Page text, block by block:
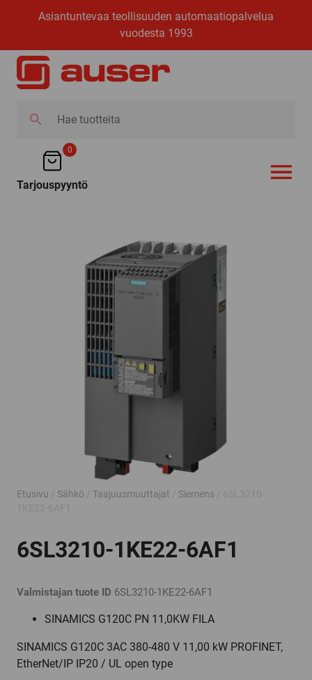
Asiantuntevaa teollisuuden automaatiopalvelua
vuodesta 1993
tuotteita
0
Tarjouspyyntö
Etusivu Sähkö Taajuusmuuttajat Siemens
6SL3210-1KE22-6AF1
Valmistajan tuote ID 6SL3210-1KE22-6AF1
SINAMICS G120C PN 11,0KW FILA
SINAMICS G120C 3AC 380-480 V 11,00 kW PROFINET,
EtherNet/IP IP20 / UL open type